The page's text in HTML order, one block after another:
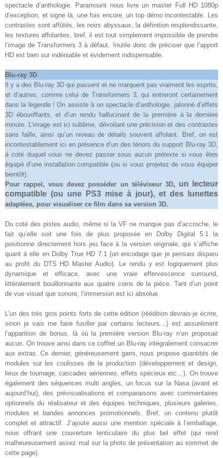
spectacle d’anthologie. Paramount nous livre un master Full HD 1080p
d’exception, et signe là, une fois encore, un top démo incontestable. Les
contrastes sont affûtés, les noirs abyssaux, la définition resplendissante,
les textures affolantes, bref, il est tout simplement impossible de prendre
l’image de Transformers 3 à défaut. Inutile donc de préciser que l’apport
HD est bien sur indéniable et évidement indispensable.
Blu-ray 3D
Il y a des Blu-ray 3D qui passent et ne marquent pas vraiment les esprits,
et d’autres, comme celui de Transformers 3, qui entreront certainement
dans la légende ! On assiste à un spectacle d’anthologie, jalonné d’effets
3D ébouriffants, et d’un rendu hallucinant de la première à la dernière
minute. L’image est ici sublime, dévoilant une précision et des contrastes
sans faille, ainsi qu’un niveau de détails souvent affolant. Bref, on est
incontestablement ici en présence d’un des ténors du support Blu-ray 3D,
à coté duquel vous ne devez passer sous aucun prétexte si vous êtes
équipé d’une installation compatible (ou si vous projetez de vous équiper
bientôt).
Pour rappel, vous devez posséder un téléviseur 3D, un lecteur
compatible (ou une PS3 mise à jour), et des lunettes
adaptées, pour visualiser ce film dans sa version 3D.
Du coté des pistes audio, même si la VF ne manque pas d’accroche, le
fait qu’elle soit une fois de plus proposée en Dolby Digital 5.1 la
positionne directement hors jeu face à la version originale, qui s’affiche
quant à elle en Dolby True HD 7.1 (un encodage que je pensais disparu
au profit du DTS HD Master Audio). Le rendu y est logiquement plus
dynamique et efficace, avec une vraie effervescence surround,
littéralement bouillonnante aux quatre coins de la pièce. Tant d’un point
de vue visuel que sonore, l’immersion est ici absolue.
L’un des très gros points forts de cette édition (réédition devrais-je écrire,
sinon je vais me faire fusiller par certains lecteurs…) est assurément
l’apparition de bonus, là où la première version Blu-ray n’en proposait
aucun. On trouve ainsi dans ce coffret un Blu-ray intégralement consacrer
aux extras. Ce dernier, généreusement garni, nous propose quantités de
modules sur les coulisses de la production (développement et design,
lieux de tournage, cascades aériennes, effets spécieux etc…). On trouve
également des séquences multi angles, un focus sur la Nasa (avant et
aujourd’hui), des prévisualisations et comparaisons avec commentaires
optionnels du réalisateur et des équipes techniques, plusieurs galeries,
modules et bandes annonces promotionnels. Bref, un contenu plutôt
complet et attractif. J’ajoute aussi une mention spéciale à l’emballage,
nous offrant une couverture lenticulaire du plus bel effet (qui rend
malheureusement assez mal sur la photo de présentation au sommet de
cette page).